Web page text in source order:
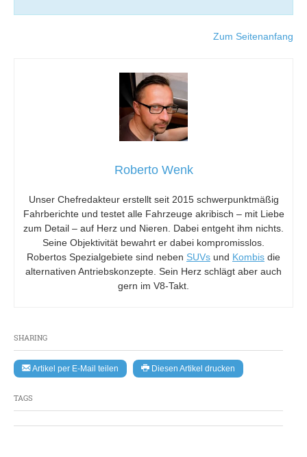
SHARING
Artikel per E-Mail teilen Diesen Artikel drucken
TAGS
Zum Seitenanfang
Roberto Wenk
Unser Chefredakteur erstellt seit 2015 schwerpunktmäßig
Fahrberichte und testet alle Fahrzeuge akribisch – mit Liebe
zum Detail – auf Herz und Nieren. Dabei entgeht ihm nichts.
Seine Objektivität bewahrt er dabei kompromisslos.
Robertos Spezialgebiete sind neben SUVs und Kombis die
alternativen Antriebskonzepte. Sein Herz schlägt aber auch
gern im V8-Takt.